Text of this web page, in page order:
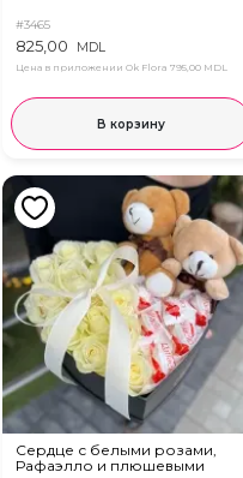
#3465
825,00 MDL
Цена в приложении Ok Flora 795,00 MDL
В корзину
Сердце с белыми розами,
Рафаэлло и плюшевыми